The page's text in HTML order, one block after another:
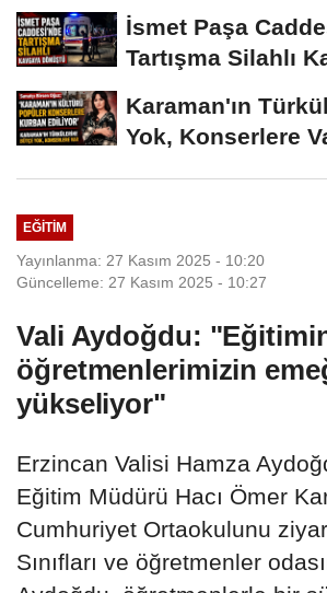
İsmet Paşa
Tartışma Silahlı
Karaman'ın
Yok, Konserlere
EĞITIM
Yayınlanma: 27 Kasım 2025 - 10:20
Güncelleme: 27 Kasım 2025 - 10:27
Vali Aydoğdu:
öğretmenlerimizin
yükseliyor"
Erzincan Valisi Hamza
Eğitim Müdürü Hacı Ömer
Cumhuriyet Ortaokulunu
Sınıfları ve öğretmenler